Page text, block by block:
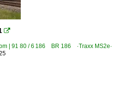

| 91 80 / 6 186 BR 186 ·Traxx MS2e·